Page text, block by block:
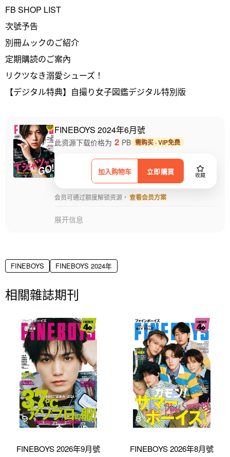
FB SHOP LIST
次號予告
別冊ムックのご紹介
定期購読のご案內
リクツなき溺愛シューズ！
【デジタル特典】自撮り女子図鑑デジタル特別版
FINEBOYS 2024年6月號
加入购物车 立即購買 收藏
此资源下载价格为 2 PB 需购买 · VIP免费
会员可通过额度解锁资源， 查看会员方案
展开信息
FINEBOYS FINEBOYS 2024年
相關雜誌期刊
FINEBOYS 2026年9月號 FINEBOYS 2026年8月號